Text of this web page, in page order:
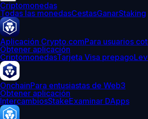
Criptomonedas
Todas las monedasCestasGanarStaking
Aplicación Crypto.comPara usuarios
Obtener aplicación
CriptomonedasTarjeta Visa prepago
OnchainPara entusiastas de Web3
Obtener aplicación
IntercambiosStakeExaminar DApps